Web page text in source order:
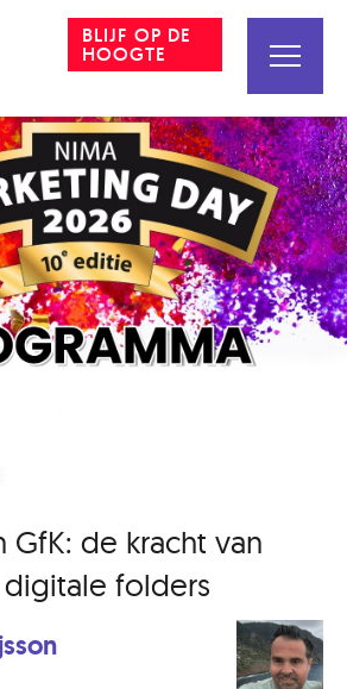
BLIJF OP DE
HOOGTE
GfK: de kracht van
folders